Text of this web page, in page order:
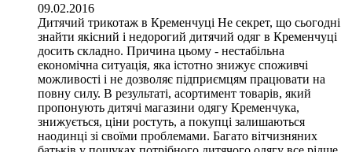
09.02.2016
Дитячий трикотаж в Кременчуці Не секрет, що сьогодні
знайти якісний і недорогий дитячий одяг в Кременчуці
досить складно. Причина цьому - нестабільна
економічна ситуація, яка істотно знижує споживчі
можливості і не дозволяє підприємцям працювати на
повну силу. В результаті, асортимент товарів, який
пропонують дитячі магазини одягу Кременчука,
знижується, ціни ростуть, а покупці залишаються
наодинці зі своїми проблемами. Багато вітчизняних